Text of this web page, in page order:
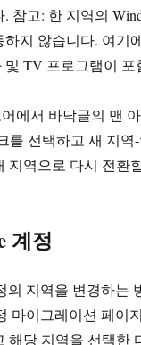
참고: 한 지역의
지 않습니다. 여기
및 TV 프로그램이 포
에서 바닥글의 맨
를 선택하고 새 지
지역으로 다시 전환
계정
의 지역을 변경하는
마이그레이션 페이
해당 지역을 선택한